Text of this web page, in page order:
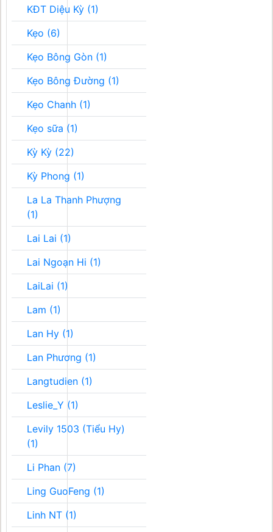
KĐT Diệu Kỳ (1)
Kẹo (6)
Kẹo Bông Gòn (1)
Kẹo Bông Đường (1)
Kẹo Chanh (1)
Kẹo sữa (1)
Kỳ Kỳ (22)
Kỳ Phong (1)
La La Thanh Phượng
(1)
Lai Lai (1)
Lai Ngoạn Hi (1)
LaiLai (1)
Lam (1)
Lan Hy (1)
Lan Phương (1)
Langtudien (1)
Leslie_Y (1)
Levily 1503 (Tiểu Hy)
(1)
Li Phan (7)
Ling GuoFeng (1)
Linh NT (1)